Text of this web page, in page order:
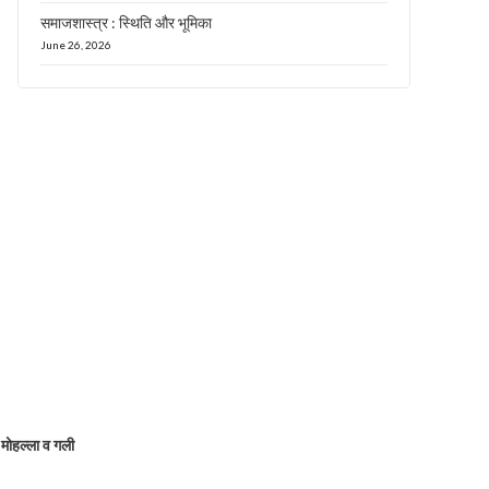
मोहल्ला व गली
समाजशास्त्र : स्थिति और भूमिका
June 26, 2026